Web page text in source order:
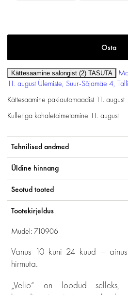
Kättesaamine salongist (2) TASUTA
11. august Ülemiste, Suur-Sõjamäe 4,
Kättesaamine pakiautomaadist 11. august
Kulleriga kohaletoimetamine 11. august
Tehnilised andmed
Üldine hinnang
Seotud tooted
Tootekirjeldus
Mudel: 710906
Vanus 10 kuni 24 kuud –
hirmuta.
„Velio“ on loodud